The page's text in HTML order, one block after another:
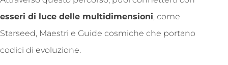
esseri di luce delle multidimensioni, come
Starseed, Maestri e Guide cosmiche che portano
codici di evoluzione.